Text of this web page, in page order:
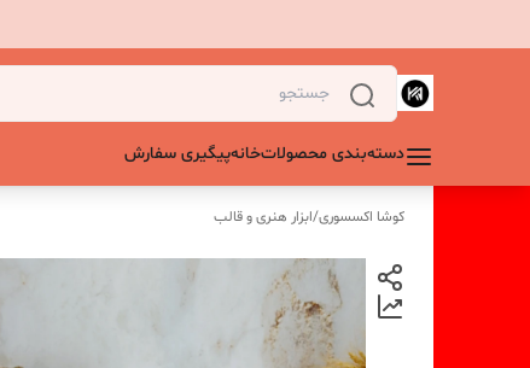
دسته‌بندی محصولاتخانهپیگیری سفارش
کوشا اکسسوری/ابزار هنری و قالب